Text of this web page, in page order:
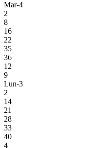
Mar-4
2
8
16
22
35
36
12
9
Lun-3
2
14
21
28
33
40
4